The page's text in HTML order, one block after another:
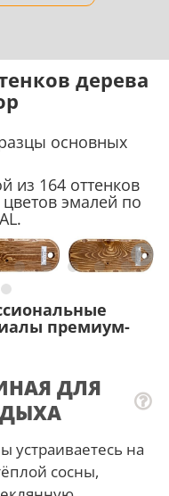
дерева
основных
из 164 оттенков
эмалей по
премиум-
ДЛЯ
устраиваетесь на
сосны,